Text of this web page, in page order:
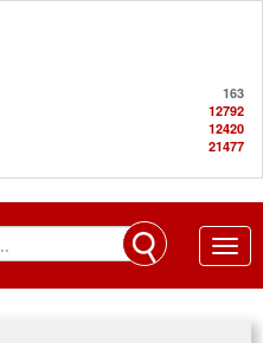
163
12792
12420
21477
Toggle